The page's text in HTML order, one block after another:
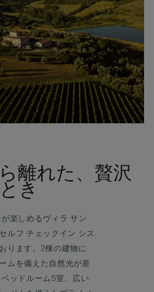
離れた、贅沢
き
楽しめるヴィラ サン
ルフ チェックイン シス
ります。2棟の建物に
ムを備えた自然光が差
ッドルーム5室、広い